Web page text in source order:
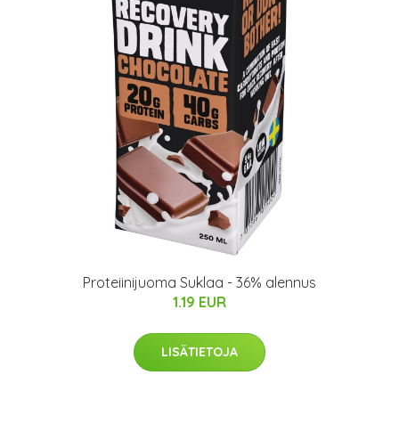
Proteiinijuoma Suklaa - 36% alennus
1.19 EUR
LISÄTIETOJA